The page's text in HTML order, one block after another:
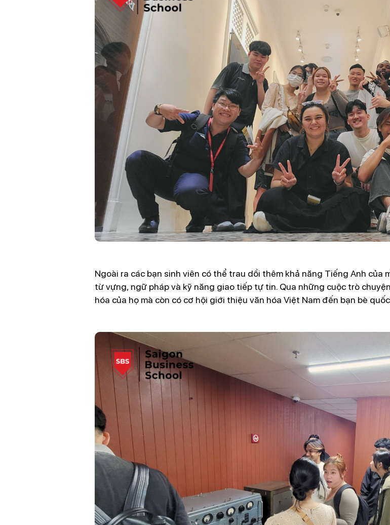
Ngoài ra các bạn sinh viên có thể trau dồi thêm khả năng Tiếng Anh của
từ vựng, ngữ pháp và kỹ năng giao tiếp tự tin. Qua những cuộc trò
hóa của họ mà còn có cơ hội giới thiệu văn hóa Việt Nam đến bạn bè